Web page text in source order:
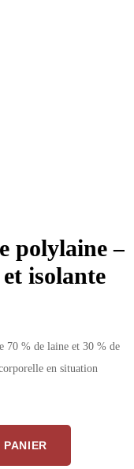
polylaine –
isolante
70 % de laine et 30 % de
en situation